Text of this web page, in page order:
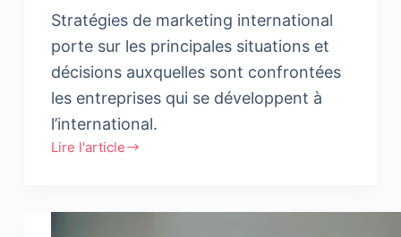
Stratégies de marketing international
porte sur les principales situations et
décisions auxquelles sont confrontées
les entreprises qui se développent à
l’international.
Lire l'article
Marketing